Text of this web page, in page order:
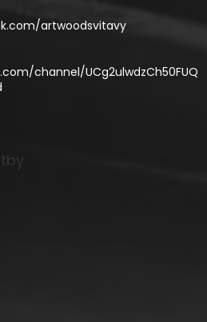
artwoodsvitavy
channel/UCg2ulwdzCh50FUQ